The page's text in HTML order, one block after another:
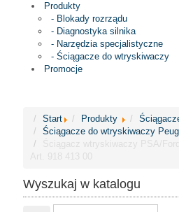
Produkty
- Blokady rozrządu
- Diagnostyka silnika
- Narzędzia specjalistyczne
- Ściągacze do wtryskiwaczy
Promocje
Start Produkty
Ściągacze do wtryskiwaczy
Ściągacz wtryskiwaczy PSA/
Art. 918 413 00
Wyszukaj w katalogu